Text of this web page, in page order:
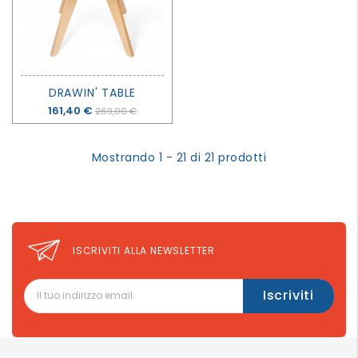
DRAWIN' TABLE
Prezzo
161,40 € 269,00 €
Mostrando 1 - 21 di 21 prodotti
ISCRIVITI ALLA NEWSLETTER